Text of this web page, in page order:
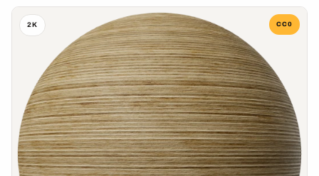
2K CC0